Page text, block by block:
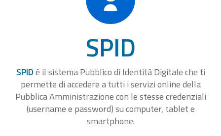
SPID
SPIDè il sistema Pubblico di Identità Digitale che ti
permette di accedere a tutti i servizi online della
Pubblica Amministrazione con le stesse credenziali
(username e password) su computer, tablet e
smartphone.